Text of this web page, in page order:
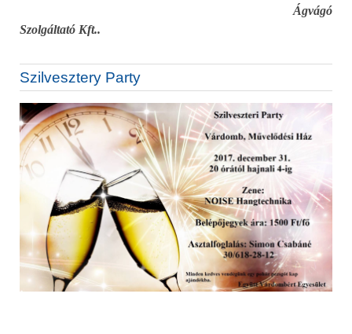
Ágvágó
Szolgáltató Kft..
Szilvesztery Party